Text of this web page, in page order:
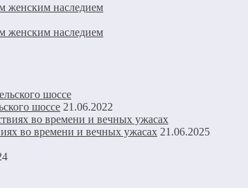
женским наследием
женским наследием
шоссе 21.06.2022
во времени и вечных ужасах 21.06.2025